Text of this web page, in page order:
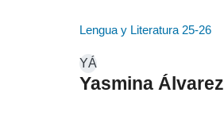
Lengua y Literatura 25-26
YÁ
Yasmina Álvarez